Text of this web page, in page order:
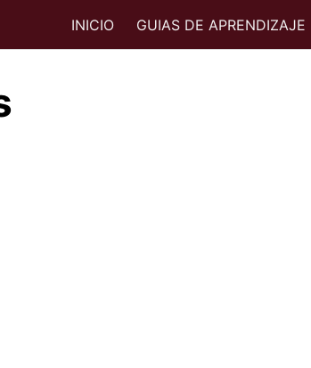
INICIO GUIAS DE APRENDIZAJE